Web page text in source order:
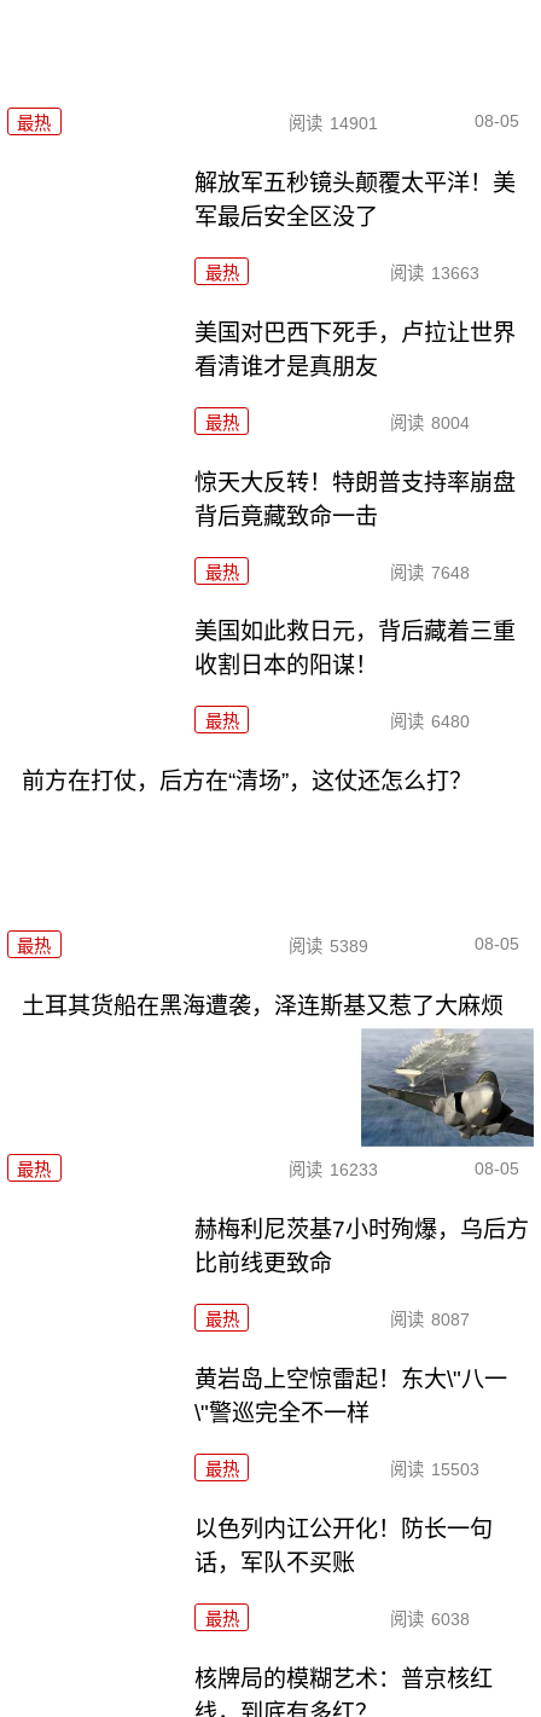
最热 阅读 14901 08-05
解放军五秒镜头颠覆太平洋！美
军最后安全区没了
最热 阅读 13663
美国对巴西下死手，卢拉让世界
看清谁才是真朋友
最热 阅读 8004
惊天大反转！特朗普支持率崩盘
背后竟藏致命一击
最热 阅读 7648
美国如此救日元，背后藏着三重
收割日本的阳谋！
最热 阅读 6480
前方在打仗，后方在“清场”，这仗还怎么打？
最热 阅读 5389 08-05
土耳其货船在黑海遭袭，泽连斯基又惹了大麻烦
最热 阅读 16233 08-05
赫梅利尼茨基7小时殉爆，乌后方
比前线更致命
最热 阅读 8087
黄岩岛上空惊雷起！东大\"八一
\"警巡完全不一样
最热 阅读 15503
以色列内讧公开化！防长一句
话，军队不买账
最热 阅读 6038
核牌局的模糊艺术：普京核红